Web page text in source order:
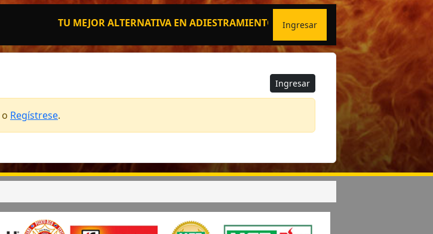
TU MEJOR ALTERNATIVA EN ADIESTRAMIENTOS ESPECIALIZADOS
Ingresar
Ingresar
o Regístrese.